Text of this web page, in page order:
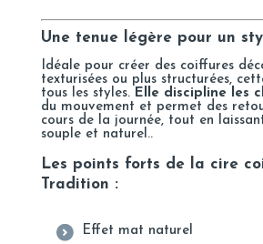
Une tenue légère pour un
Idéale pour créer des coiffures
texturisées ou plus structurées,
tous les styles. Elle discipline les
du mouvement et permet des
cours de la journée, tout en
souple et naturel..
Les points forts de la cire
Tradition :
Effet mat naturel